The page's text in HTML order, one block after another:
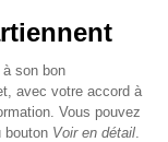
son bon
avec votre accord à
Vous pouvez
bouton Voir en détail